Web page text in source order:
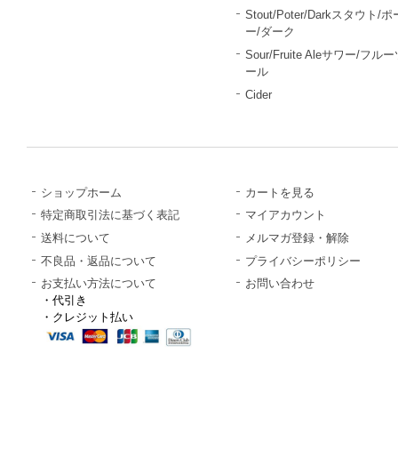
Stout/Poter/Darkスタウト/ポ
ー/ダーク
Sour/Fruite Aleサワー/フルー
ール
Cider
ショップホーム
特定商取引法に基づく表記
送料について
不良品・返品について
お支払い方法について
・代引き
・クレジット払い
カートを見る
マイアカウント
メルマガ登録・解除
プライバシーポリシー
お問い合わせ